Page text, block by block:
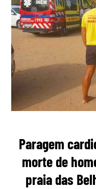
Paragem
morte de
praia das